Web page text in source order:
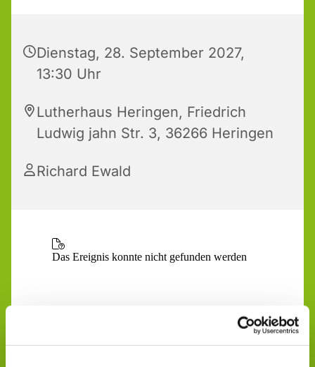
Dienstag, 28. September 2027,
13:30 Uhr
Lutherhaus Heringen, Friedrich
Ludwig jahn Str. 3, 36266 Heringen
Richard Ewald